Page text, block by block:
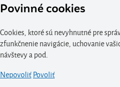
Povinné cookies
Cookies, ktoré sú nevyhnutné pre
zfunkčnenie navigácie, uchovanie
návštevy a pod.
NepovoliťPovoliť